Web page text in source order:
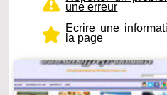
une erreur
Ecrire une
la page